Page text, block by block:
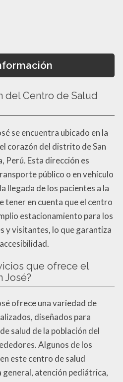
del Centro de Salud
se encuentra ubicado en la
corazón del distrito de San
Perú. Esta dirección es
público o en vehículo
llegada de los pacientes a la
tener en cuenta que el centro
estacionamiento para los
y visitantes, lo que garantiza
que ofrece el
José?
ofrece una variedad de
diseñados para
salud de la población del
Algunos de los
este centro de salud
general, atención pediátrica,